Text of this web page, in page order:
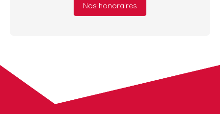
Nos honoraires